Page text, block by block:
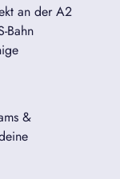
an der A2
Bahn
&